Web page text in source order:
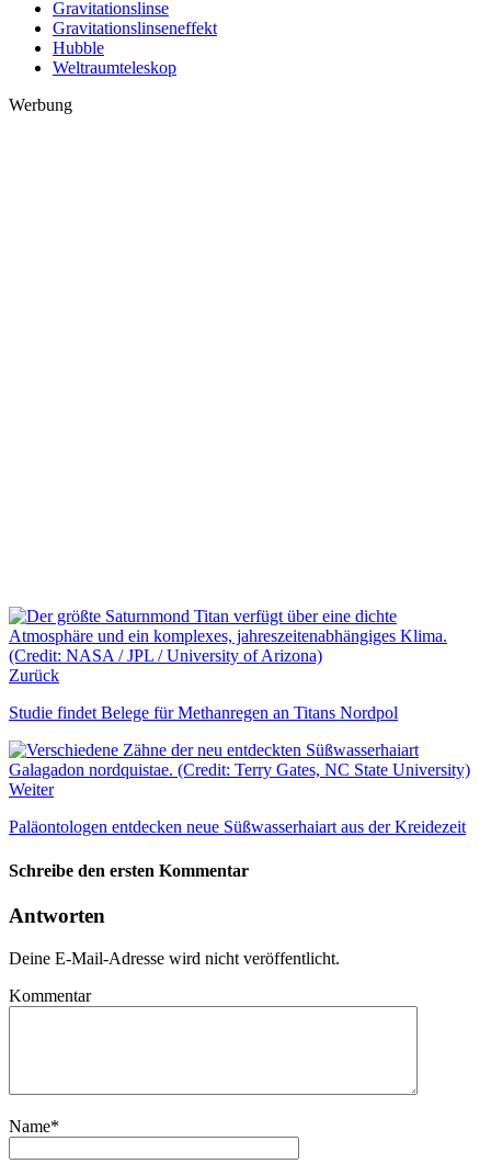
Gravitationslinse
Gravitationslinseneffekt
Hubble
Weltraumteleskop
Werbung
Zurück
Studie findet Belege für Methanregen an Titans Nordpol
Weiter
Paläontologen entdecken neue Süßwasserhaiart aus der Kreidezeit
Schreibe den ersten Kommentar
Antworten
Deine E-Mail-Adresse wird nicht veröffentlicht.
Kommentar
Name*